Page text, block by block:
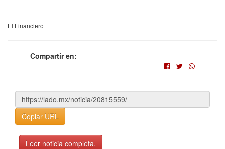
El Financiero
Compartir en:
Copiar URL
Leer noticia completa.